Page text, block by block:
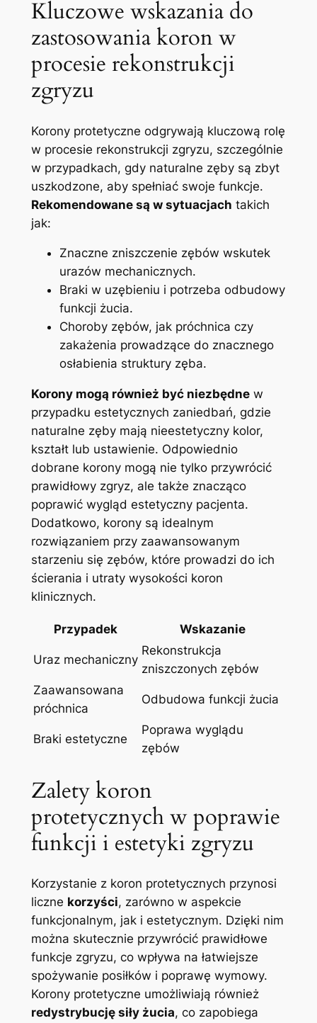
Kluczowe wskazania ⁤do⁢
zastosowania koron w
procesie ⁣rekonstrukcji
zgryzu
Korony ⁤protetyczne odgrywają kluczową rolę
w procesie rekonstrukcji zgryzu, szczególnie
w przypadkach, gdy naturalne zęby‌ są zbyt
uszkodzone, aby spełniać swoje funkcje.
Rekomendowane są w ‍sytuacjach takich
jak:
Znaczne zniszczenie zębów wskutek
urazów mechanicznych.
Braki w uzębieniu i potrzeba‌ odbudowy
funkcji żucia.
Choroby zębów,⁢ jak próchnica czy
zakażenia ‍prowadzące do znacznego
osłabienia struktury zęba.
Korony mogą również być niezbędnew
przypadku⁤ estetycznych zaniedbań, gdzie
naturalne ⁢zęby mają nieestetyczny kolor,
kształt lub ustawienie. Odpowiednio⁢
dobrane korony mogą nie tylko przywrócić
prawidłowy zgryz, ale także znacząco
poprawić wygląd estetyczny pacjenta.
⁢Dodatkowo, korony⁢ są idealnym⁤
rozwiązaniem‌ przy zaawansowanym
‌starzeniu się zębów, które prowadzi do ich
ścierania i utraty wysokości ​koron
klinicznych.
Przypadek Wskazanie
Uraz mechaniczny
Rekonstrukcja
zniszczonych zębów
Zaawansowana
próchnica
Odbudowa funkcji ⁤żucia
Braki estetyczne
Poprawa wyglądu
⁣zębów
Zalety koron
protetycznych w poprawie
funkcji i estetyki zgryzu
Korzystanie z ​koron protetycznych przynosi
liczne korzyści, zarówno w aspekcie
funkcjonalnym, jak i estetycznym. Dzięki nim
można skutecznie przywrócić prawidłowe
funkcje​ zgryzu, co wpływa na łatwiejsze
spożywanie posiłków i poprawę wymowy.⁢
Korony protetyczne umożliwiają również
redystrybucję siły ‌żucia, co zapobiega